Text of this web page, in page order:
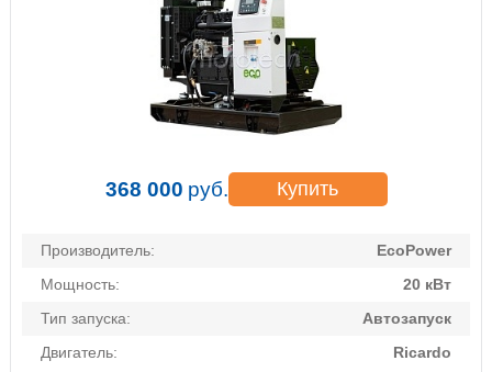
368 000 руб. Купить
Производитель:
EcoPower
Мощность:
20 кВт
Тип запуска:
Автозапуск
Двигатель:
Ricardo